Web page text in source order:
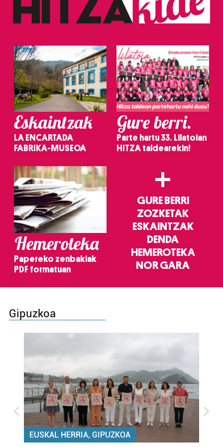
erabiltzeko baimen esplizitua ematen diguzu.
Gehiago
Eskaintzak
LA ENCARTADA
FABRIKA-MUSEOA
Gure berri.
Parte hartu 33. Lilatoian
HITZA taldearekin!
Hemeroteka
Papereko zenbakiak
PDF formatuan
+
GURE BERRI
ZOZKETAK
ESKAINTZAK
DENDA
HEMEROTEKA
NOR GARA
Gipuzkoa
EUSKAL HERRIA, GIPUZKOA